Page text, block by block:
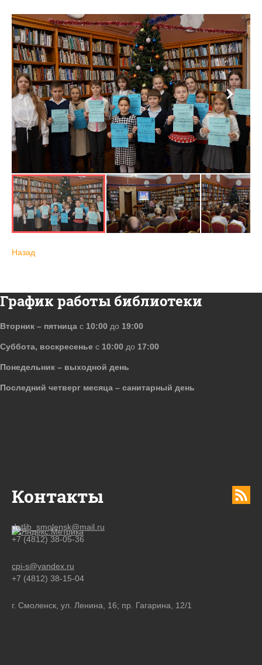
Назад
Контакты
detlib_smolensk@mail.ru
+7 (4812) 38-05-36
cpi-s@yandex.ru
+7 (4812) 38-15-04
г. Смоленск, ул. Ленина, 16; пр. Гагарина, 12/1
График работы библиотеки
Вторник – пятница с 10:00 до 19:00
Суббота, воскресенье с 10:00 до 17:00
Понедельник – выходной день
Последний четверг месяца – санитарный день